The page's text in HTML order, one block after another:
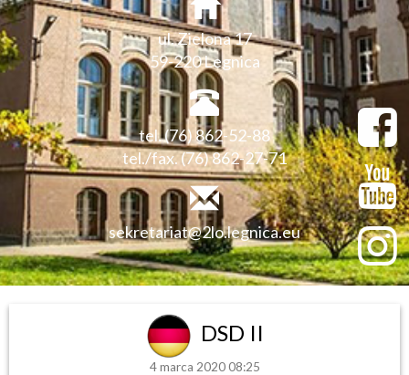
ul. Zielona 17
59-220 Legnica
tel. (76) 862-52-88
tel./fax. (76) 862-27-71
sekretariat@2lo.legnica.eu
DSD II
4 marca 2020 08:25